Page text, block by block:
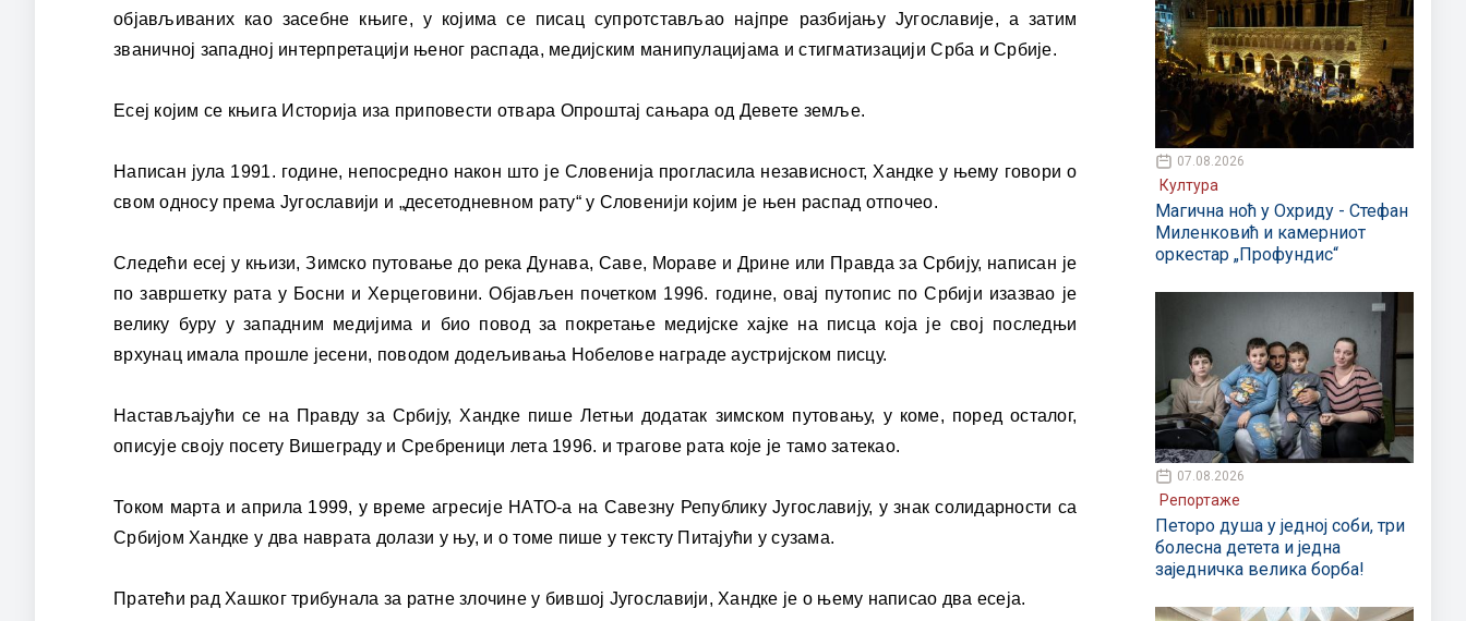
објављиваних као засебне књиге, у којима се писац супротстављао најпре разбијању Југославије, а затим
званичној западној интерпретацији њеног распада, медијским манипулацијама и стигматизацији Срба и Србије.
Есеј којим се књига Историја иза приповести отвара Опроштај сањара од Девете земље.
Написан јула 1991. године, непосредно након што је Словенија прогласила независност, Хандке у њему говори о
свом односу према Југославији и „десетодневном рату“ у Словенији којим је њен распад отпочео.
Следећи есеј у књизи, Зимско путовање до река Дунава, Саве, Мораве и Дрине или Правда за Србију, написан је
по завршетку рата у Босни и Херцеговини. Објављен почетком 1996. године, овај путопис по Србији изазвао је
велику буру у западним медијима и био повод за покретање медијске хајке на писца која је свој последњи
врхунац имала прошле јесени, поводом додељивања Нобелове награде аустријском писцу.
Настављајући се на Правду за Србију, Хандке пише Летњи додатак зимском путовању, у коме, поред осталог,
описује своју посету Вишеграду и Сребреници лета 1996. и трагове рата које је тамо затекао.
Током марта и априла 1999, у време агресије НАТО-а на Савезну Републику Југославију, у знак солидарности са
Србијом Хандке у два наврата долази у њу, и о томе пише у тексту Питајући у сузама.
Пратећи рад Хашког трибунала за ратне злочине у бившој Југославији, Хандке је о њему написао два есеја.
07.08.2026
Култура
Магична ноћ у Охриду - Стефан
Миленковић и камерниот
оркестар „Профундис“
07.08.2026
Репортаже
Петоро душа у једној соби, три
болесна детета и једна
заједничка велика борба!